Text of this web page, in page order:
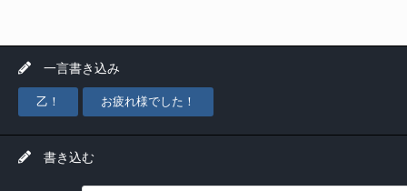
一言書き込み
乙！ お疲れ様でした！
書き込む